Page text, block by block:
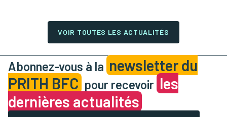
VOIR TOUTES LES ACTUALITÉS
Abonnez-vous à la newsletter du
PRITH BFC pour recevoir les
dernières actualités